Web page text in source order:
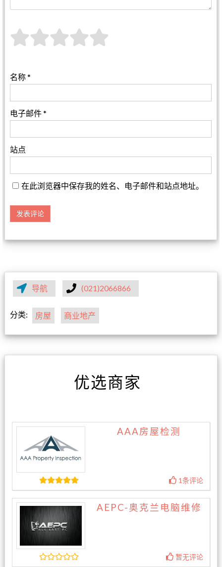
名称*
电子邮件*
站点
在此浏览器中保存我的姓名、电子邮件和站点地址。
导航 (021)2066866
分类: 房屋 商业地产
优选商家
AAA房屋检测
1条评论
AEPC-奥克兰电脑维修
暂无评论